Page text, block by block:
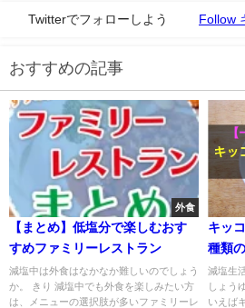
Twitterでフォローしよう Follow
おすすめの記事
外食
【まとめ】低塩分で楽しむおす
すめファミリーレストラン
減塩中は外食はなかなか難しいのでしょう
か。 きり 減塩中でも外食を楽しみたい方
は、メニューの選択肢が多いファミリーレ
キッ
種類
減塩生
しょう
いえば